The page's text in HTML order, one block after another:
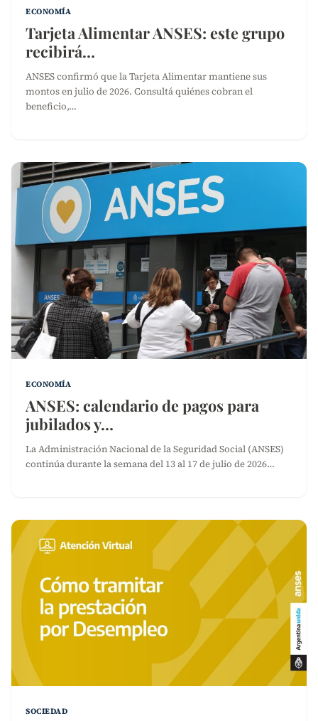
ECONOMÍA
Tarjeta Alimentar ANSES: este grupo
recibirá…
ANSES confirmó que la Tarjeta Alimentar mantiene sus
montos en julio de 2026. Consultá quiénes cobran el
beneficio,…
ECONOMÍA
ANSES: calendario de pagos para
jubilados y…
La Administración Nacional de la Seguridad Social (ANSES)
continúa durante la semana del 13 al 17 de julio de 2026…
SOCIEDAD